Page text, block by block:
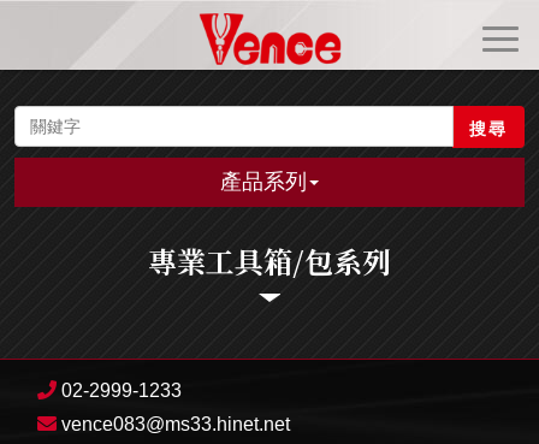
搜尋
產品系列
專業工具箱/包系列
02-2999-1233
vence083@ms33.hinet.net